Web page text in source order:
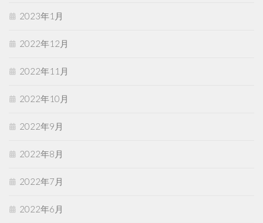
2023年1月
2022年12月
2022年11月
2022年10月
2022年9月
2022年8月
2022年7月
2022年6月